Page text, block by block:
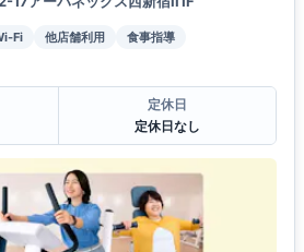
Fi 他店舗利用
食事指導
定休日
定休日なし